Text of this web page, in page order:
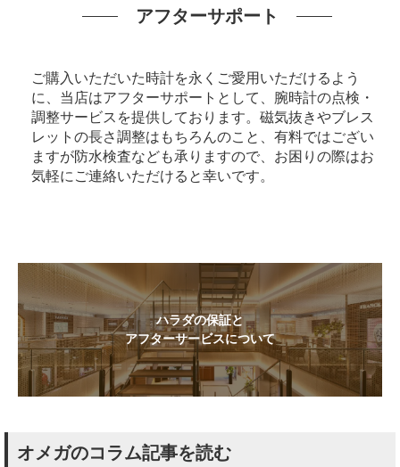
アフターサポート
ご購入いただいた時計を永くご愛用いただけるよう
に、当店はアフターサポートとして、腕時計の点検・
調整サービスを提供しております。磁気抜きやブレス
レットの長さ調整はもちろんのこと、有料ではござい
ますが防水検査なども承りますので、お困りの際はお
気軽にご連絡いただけると幸いです。
ハラダの保証と
アフターサービスについて
オメガのコラム記事を読む